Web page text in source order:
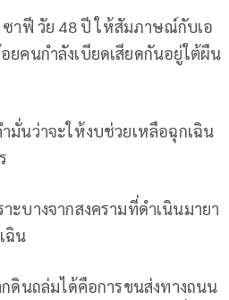
ซาฟี วัย 48 ปี ให้สัมภาษณ์กับเอ
คนกำลังเบียดเสียดกันอยู่ใต้ผืน
มั่นว่าจะให้งบช่วยเหลือฉุกเฉิน
ะบางจากสงครามที่ดำเนินมายา
ฉิน
ดินถล่มได้คือการขนส่งทางถนน